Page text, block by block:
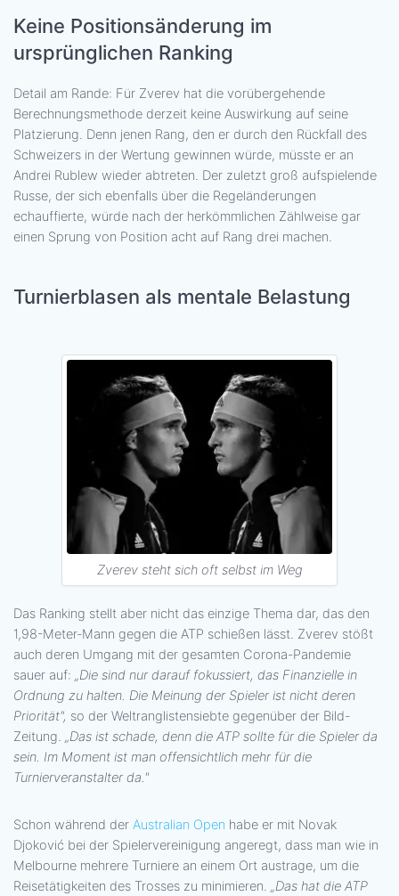
Keine Positionsänderung im
ursprünglichen Ranking
Detail am Rande: Für Zverev hat die vorübergehende
Berechnungsmethode derzeit keine Auswirkung auf seine
Platzierung. Denn jenen Rang, den er durch den Rückfall des
Schweizers in der Wertung gewinnen würde, müsste er an
Andrei Rublew wieder abtreten. Der zuletzt groß aufspielende
Russe, der sich ebenfalls über die Regeländerungen
echauffierte, würde nach der herkömmlichen Zählweise gar
einen Sprung von Position acht auf Rang drei machen.
Turnierblasen als mentale Belastung
Zverev steht sich oft selbst im Weg
Das Ranking stellt aber nicht das einzige Thema dar, das den
1,98-Meter-Mann gegen die ATP schießen lässt. Zverev stößt
auch deren Umgang mit der gesamten Corona-Pandemie
sauer auf: „Die sind nur darauf fokussiert, das Finanzielle in
Ordnung zu halten. Die Meinung der Spieler ist nicht deren
Priorität", so der Weltranglistensiebte gegenüber der Bild-
Zeitung. „Das ist schade, denn die ATP sollte für die Spieler da
sein. Im Moment ist man offensichtlich mehr für die
Turnierveranstalter da."
Schon während der Australian Open habe er mit Novak
Djoković bei der Spielervereinigung angeregt, dass man wie in
Melbourne mehrere Turniere an einem Ort austrage, um die
Reisetätigkeiten des Trosses zu minimieren. „Das hat die ATP